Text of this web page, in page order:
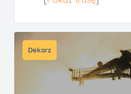
Dekarz